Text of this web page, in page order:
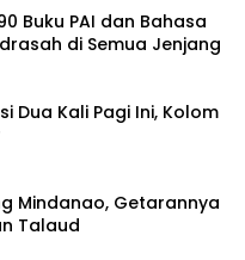
Buku PAI dan Bahasa
di Semua Jenjang
Dua Kali Pagi Ini, Kolom
Mindanao, Getarannya
Talaud